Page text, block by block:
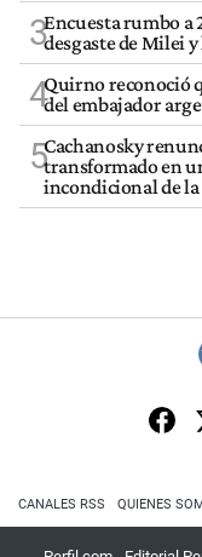
3Encuesta rumbo
desgaste de Milei
4Quirno reconoció
del embajador
5Cachanosky
transformado en
incondicional de
CANALES RSS QUIENES